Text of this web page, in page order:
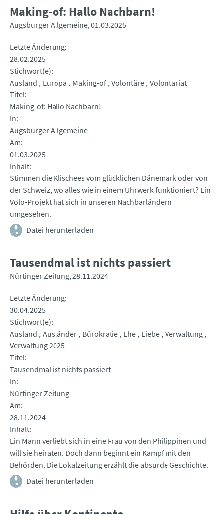
Making-of: Hallo Nachbarn!
Augsburger Allgemeine 01.03.2025
Letzte Änderung
28.02.2025
Stichwort(e)
Ausland
Europa Making-of Volontäre Volontariat
Titel
Making-of: Hallo Nachbarn!
In
Augsburger Allgemeine
Am
01.03.2025
Inhalt
Stimmen die Klischees vom glücklichen Dänemark oder von
der Schweiz, wo alles wie in einem Uhrwerk funktioniert? Ein
Volo-Projekt hat sich in unseren Nachbarländern
umgesehen.
Datei herunterladen
Tausendmal ist nichts passiert
Nürtinger Zeitung 28.11.2024
Letzte Änderung
30.04.2025
Stichwort(e)
Ausland Ausländer Bürokratie Ehe Liebe Verwaltung
Verwaltung 2025
Titel
Tausendmal ist nichts passiert
In
Nürtinger Zeitung
Am
28.11.2024
Inhalt
Ein Mann verliebt sich in eine Frau von den Philippinen und
will sie heiraten. Doch dann beginnt ein Kampf mit den
Behörden. Die Lokalzeitung erzählt die absurde Geschichte.
Datei herunterladen